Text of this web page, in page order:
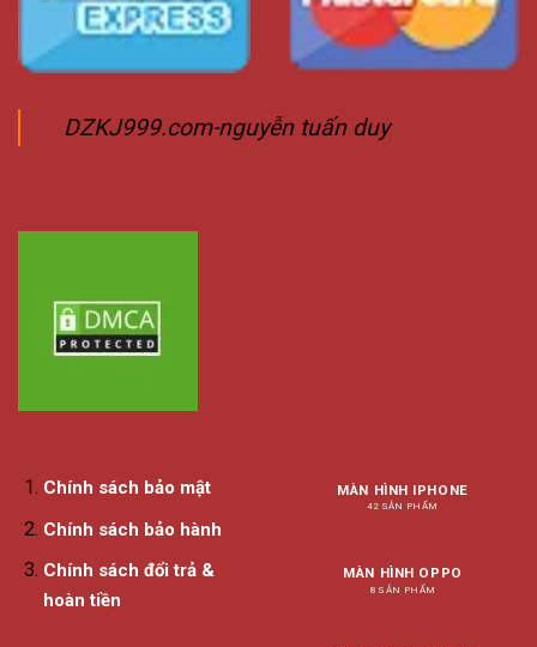
DZKJ999.com-nguyễn tuấn duy
Chính sách bảo mật
Chính sách bảo hành
Chính sách đổi trả &
hoàn tiền
MÀN HÌNH IPHONE
42 SẢN PHẨM
MÀN HÌNH OPPO
8 SẢN PHẨM